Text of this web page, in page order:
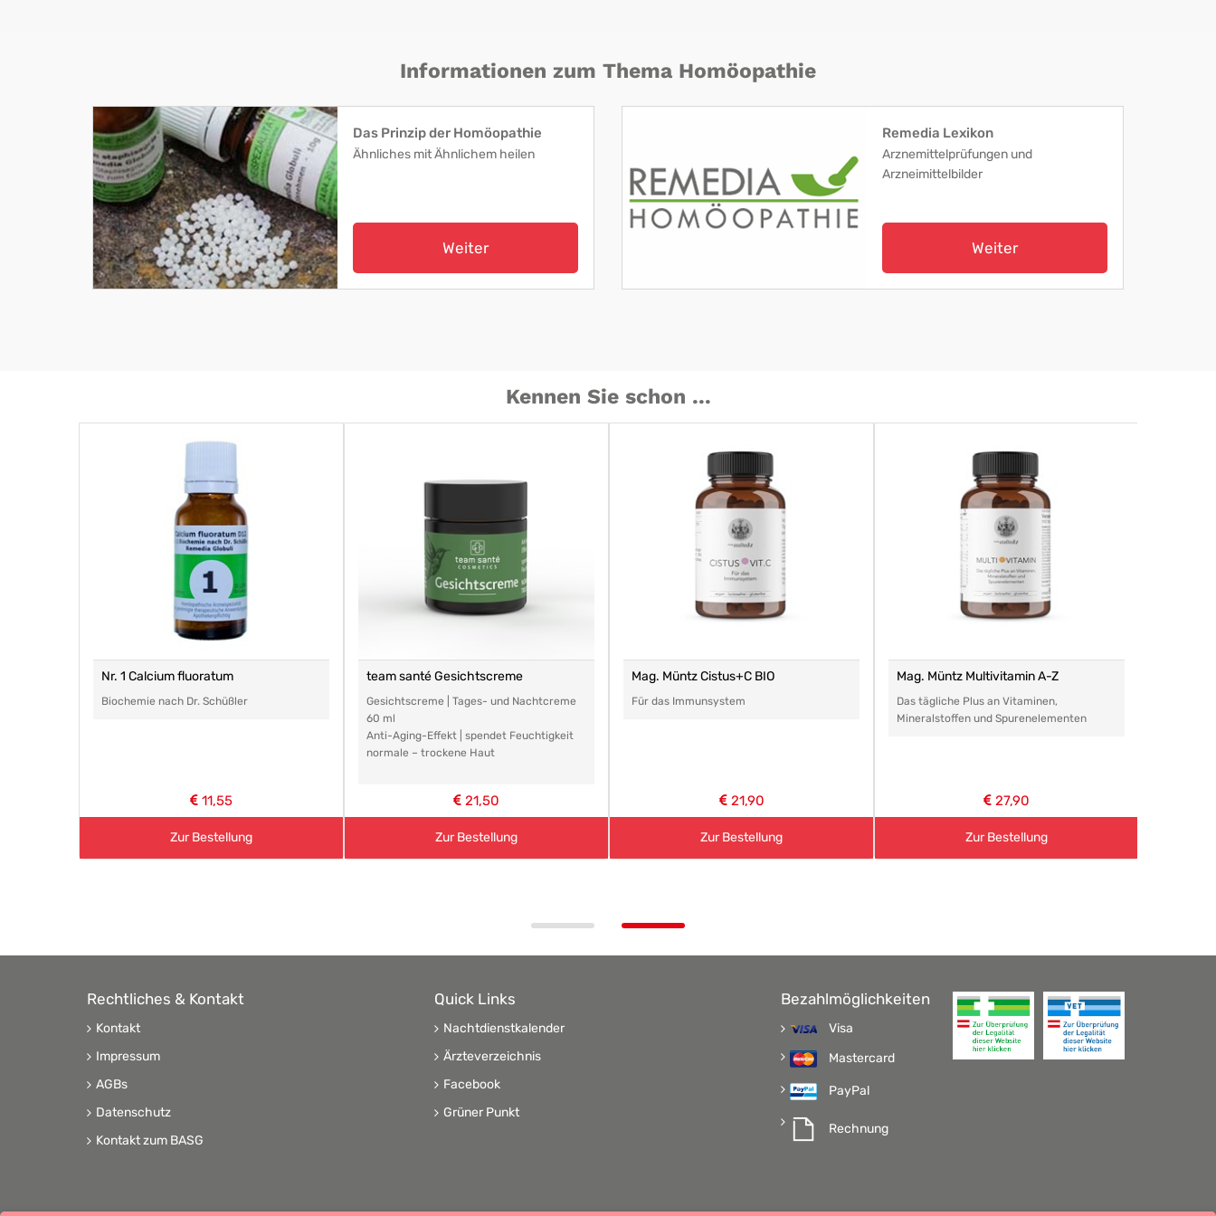
Informationen zum Thema Homöopathie
Das Prinzip der Homöopathie
Ähnliches mit Ähnlichem heilen
Weiter
Remedia Lexikon
Arznemittelprüfungen und
Arzneimittelbilder
Weiter
Kennen Sie schon ...
Nr. 1 Calcium fluoratum
Biochemie nach Dr. Schüßler
11,55
Zur Bestellung
team santé Gesichtscreme
Gesichtscreme | Tages- und Nachtcreme
60 ml
Anti-Aging-Effekt | spendet Feuchtigkeit
normale – trockene Haut
21,50
Zur Bestellung
Mag. Müntz Cistus+C BIO
Für das Immunsystem
21,90
Zur Bestellung
Mag. Müntz Multivitamin A-Z
Das tägliche Plus an Vitaminen,
Mineralstoffen und Spurenelementen
27,90
Zur Bestellung
Rechtliches & Kontakt
Kontakt
Impressum
AGBs
Datenschutz
Kontakt zum BASG
Quick Links
Nachtdienstkalender
Ärzteverzeichnis
Facebook
Grüner Punkt
Bezahlmöglichkeiten
Visa
Mastercard
PayPal
Rechnung